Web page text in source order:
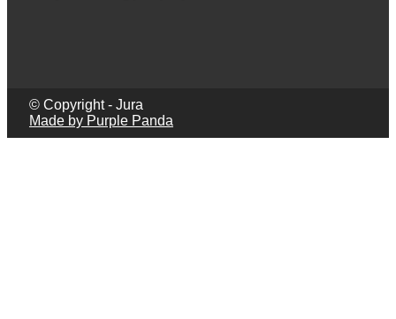
© Copyright - Jura
Made by Purple Panda